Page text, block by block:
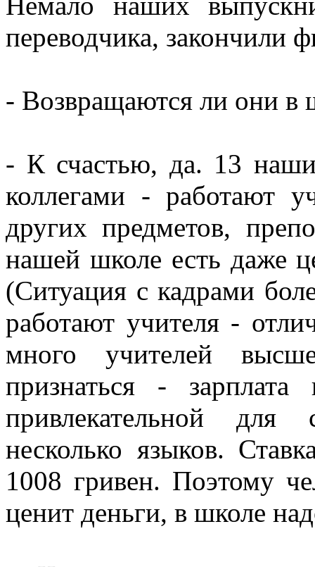
переводчика, закончили
- Возвращаются ли они в
- К счастью, да. 13
коллегами - работают
других предметов,
нашей школе есть даже
(Ситуация с кадрами
работают учителя -
много учителей
признаться - зарплата
привлекательной для
несколько языков.
1008 гривен. Поэтому
ценит деньги, в школе